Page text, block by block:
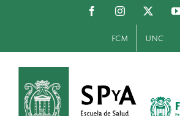
FacebookInstagram
FCM UNC